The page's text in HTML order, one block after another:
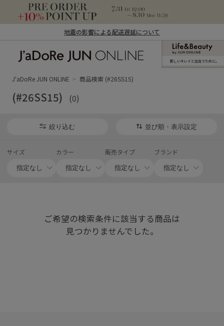
地震の影響による配送遅延について
ン オンライン）
新しいキレイと出合うために。
J'aDoRe JUN ONLINE 商品検索 (#26SS15)
(#26SS15) (0)
絞り込む 並び順・表示設定
サイズ カラー 販売タイプ ブランド
ご希望の検索条件に該当する商品は
見つかりませんでした。